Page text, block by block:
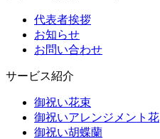
代表者挨拶
お知らせ
お問い合わせ
サービス紹介
御祝い花束
御祝いアレンジメント花
御祝い胡蝶蘭